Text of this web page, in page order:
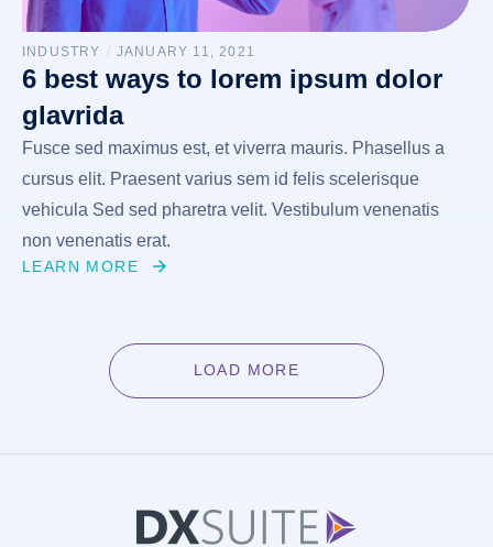
INDUSTRY / JANUARY 11, 2021
6 best ways to lorem ipsum dolor
glavrida
Fusce sed maximus est, et viverra mauris. Phasellus a
cursus elit. Praesent varius sem id felis scelerisque
vehicula Sed sed pharetra velit. Vestibulum venenatis
non venenatis erat.
LEARN MORE
LOAD MORE